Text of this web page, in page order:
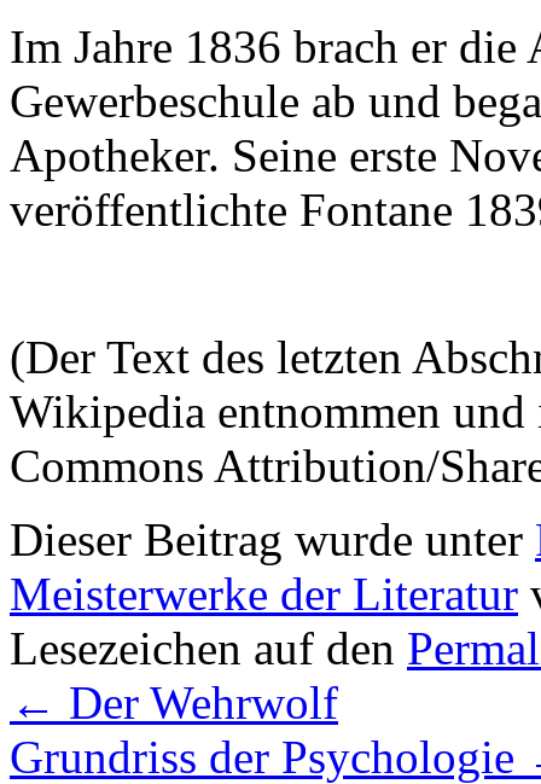
Im Jahre 1836 brach er die
Gewerbeschule ab und
Apotheker. Seine erste
veröffentlichte Fontane
(Der Text des letzten
Wikipedia entnommen
Commons Attribution/
Dieser Beitrag wurde unter
Meisterwerke der Literatur
Lesezeichen auf den
← Der Wehrwolf
Grundriss der Psychologie